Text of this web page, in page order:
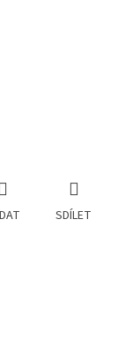
SDÍLET